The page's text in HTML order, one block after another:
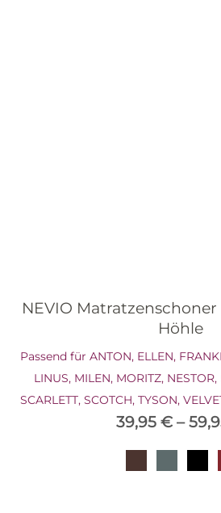
NEVIO
Höhle
Passend für ANTON, ELLEN,
LINUS, MILEN, MORITZ,
SCARLETT, SCOTCH, TYSON,
39,95 € –